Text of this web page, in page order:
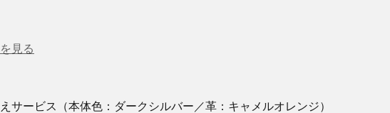
見る
サービス（本体色：ダークシルバー／革：キャメルオレンジ）